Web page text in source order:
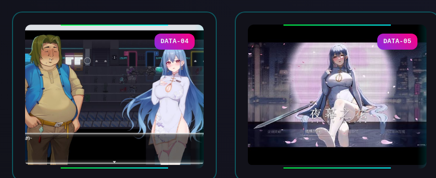
DATA-04 DATA-05